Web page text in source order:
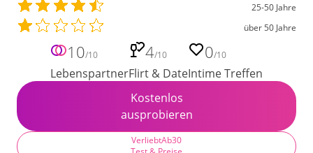
25-50 Jahre
über 50 Jahre
10/10
Lebenspartner
4/10
Flirt & Date
0/10
Intime Treffen
Kostenlos
ausprobieren
VerliebtAb30